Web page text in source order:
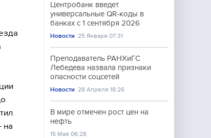
на
Центробанк введет
универсальные QR-коды в
банках с 1 сентября 2026
Новости 25 Января 07:31
Преподаватель РАНХиГС
Лебедева назвала признаки
опасности соцсетей
Новости 28 Апреля 18:26
В мире отмечен рост цен на
нефть
15 Мая 06:28